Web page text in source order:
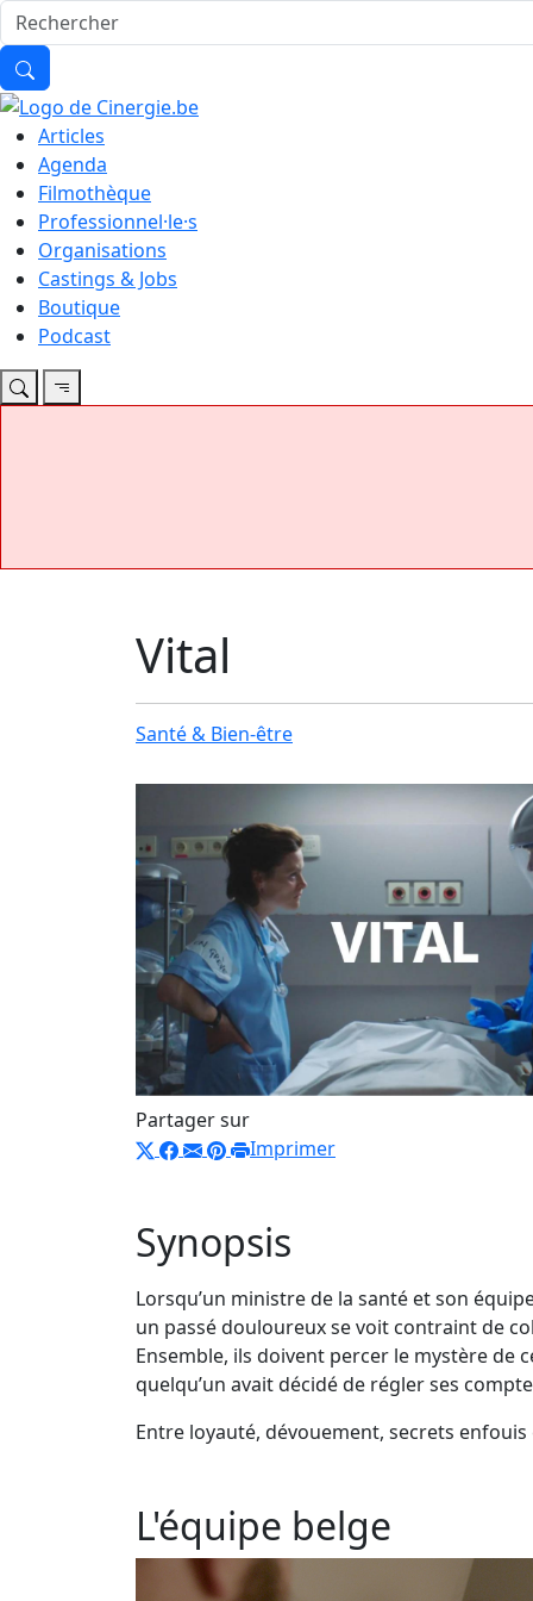
Articles
Agenda
Filmothèque
Professionnel·le·s
Organisations
Castings & Jobs
Boutique
Podcast
Vital
Santé & Bien-être
Partager sur
Imprimer
Synopsis
Lorsqu’un ministre de la santé et son
un passé douloureux se voit contraint de
Ensemble, ils doivent percer le mystère de
quelqu’un avait décidé de régler ses
Entre loyauté, dévouement, secrets
L'équipe belge